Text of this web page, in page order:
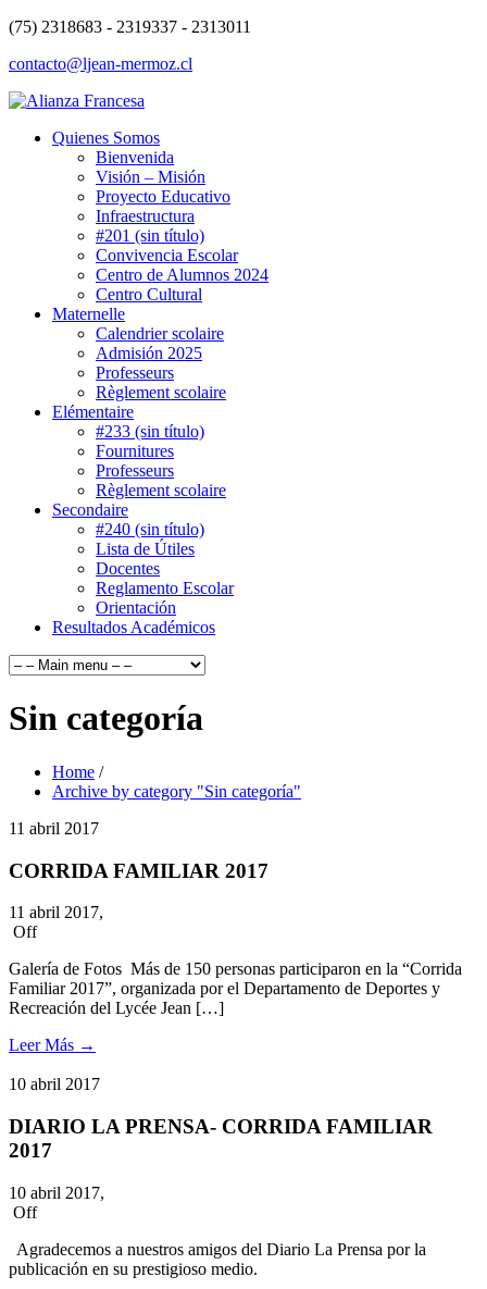
(75) 2318683 - 2319337 - 2313011
contacto@ljean-mermoz.cl
Quienes Somos
Bienvenida
Visión – Misión
Proyecto Educativo
Infraestructura
#201 (sin título)
Convivencia Escolar
Centro de Alumnos 2024
Centro Cultural
Maternelle
Calendrier scolaire
Admisión 2025
Professeurs
Règlement scolaire
Elémentaire
#233 (sin título)
Fournitures
Professeurs
Règlement scolaire
Secondaire
#240 (sin título)
Lista de Útiles
Docentes
Reglamento Escolar
Orientación
Resultados Académicos
Sin categoría
Home /
Archive by category "Sin categoría"
11 abril 2017
CORRIDA FAMILIAR 2017
11 abril 2017,
Off
Galería de Fotos Más de 150 personas participaron en la “Corrida
Familiar 2017”, organizada por el Departamento de Deportes y
Recreación del Lycée Jean […]
Leer Más →
10 abril 2017
DIARIO LA PRENSA- CORRIDA FAMILIAR
2017
10 abril 2017,
Off
Agradecemos a nuestros amigos del Diario La Prensa por la
publicación en su prestigioso medio.